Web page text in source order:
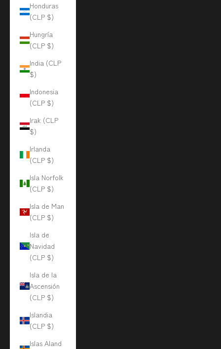
Honduras
(CLP $)
Hungría
(CLP $)
India (CLP
$)
Indonesia
(CLP $)
Irak (CLP
$)
Irlanda
(CLP $)
Isla Norfolk
(CLP $)
Isla de Man
(CLP $)
Isla de
Navidad
(CLP $)
Isla de la
Ascensión
(CLP $)
Islandia
(CLP $)
Islas Aland